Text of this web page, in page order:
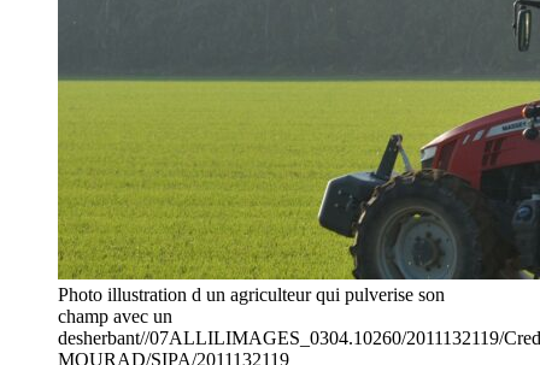
Photo illustration d un agriculteur qui pulverise son
champ avec un
desherbant//07ALLILIMAGES_0304.10260/2011132119/
MOURAD/SIPA/2011132119